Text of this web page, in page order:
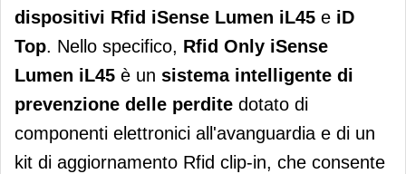
dispositivi Rfid iSense Lumen iL45 e iD
Top. Nello specifico, Rfid Only iSense
Lumen iL45 è un sistema intelligente di
prevenzione delle perdite dotato di
componenti elettronici all'avanguardia e di un
kit di aggiornamento Rfid clip-in, che consente